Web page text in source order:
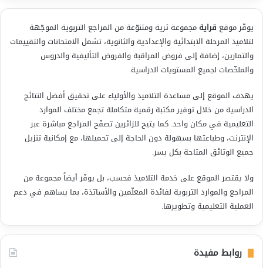
يوفّر موقع قرايةمجموعة ثرية ومتنوّعة من المراجع التربوية الموجّهة
لتلاميذ المرحلة الابتدائية والإعدادية والثانوية، تشمل الامتحانات والتقييمات
والتمارين، إضافة إلى فروض المراقبة والفروض التأليفية والدروس
والملخّصات لجميع المستويات الدراسية.
يهدف الموقع إلى مساعدة التلاميذ والأولياء على تحقيق أفضل النتائج
الدراسية من خلال توفير مكتبة رقمية متكاملة تجمع مختلف الموارد
التعليمية في مكان واحد. كما يتيح للزائرين تصفّح المراجع مباشرة عبر
الإنترنت، وطباعتها بسهولة دون الحاجة إلى تحميلها، مع إمكانية تنزيل
جميع الوثائق المتاحة بكل يسر.
ولا يقتصر الموقع على خدمة التلاميذ فحسب، بل يوفّر أيضاً مجموعة من
المراجع والموارد التربوية لفائدة المعلّمين والأساتذة، بما يساهم في دعم
العملية التعليمية وتطويرها.
روابط مفيدة